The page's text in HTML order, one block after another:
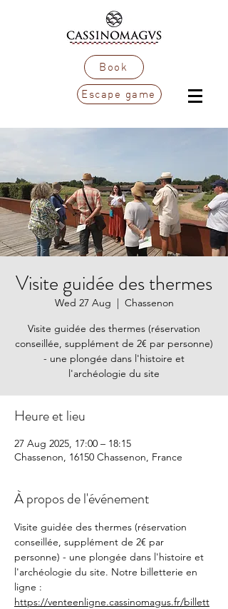
Book
Escape game
Visite guidée des thermes
Wed 27 Aug
  |
Chassenon
Visite guidée des thermes (réservation
conseillée, supplément de 2€ par personne)
- une plongée dans l'histoire et
l'archéologie du site
Heure et lieu
27 Aug 2025, 17:00 – 18:15
Chassenon, 16150 Chassenon, France
À propos de l'événement
Visite guidée des thermes (réservation
conseillée, supplément de 2€ par
personne) - une plongée dans l'histoire et
l'archéologie du site. Notre billetterie en
ligne :
https://venteenligne.cassinomagus.fr/billett